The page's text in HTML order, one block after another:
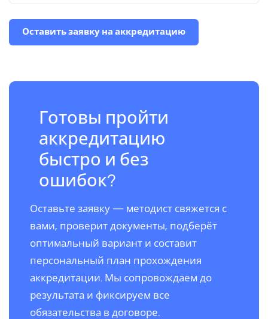
Оставить заявку на аккредитацию
Готовы пройти
аккредитацию
быстро и без
ошибок?
Оставьте заявку — методист свяжется с
вами, проверит документы, подберёт
оптимальный вариант и составит
персональный план прохождения
аккредитации. Мы сопровождаем до
результата и фиксируем все
обязательства в договоре.